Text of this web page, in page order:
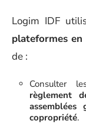
Logim IDF
plateformes
de :
Consulter
règlement
assemblées
copropriété.